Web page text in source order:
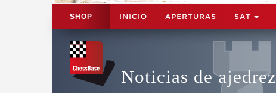
SHOP INICIO APERTURAS SAT
Noticias de ajedrez